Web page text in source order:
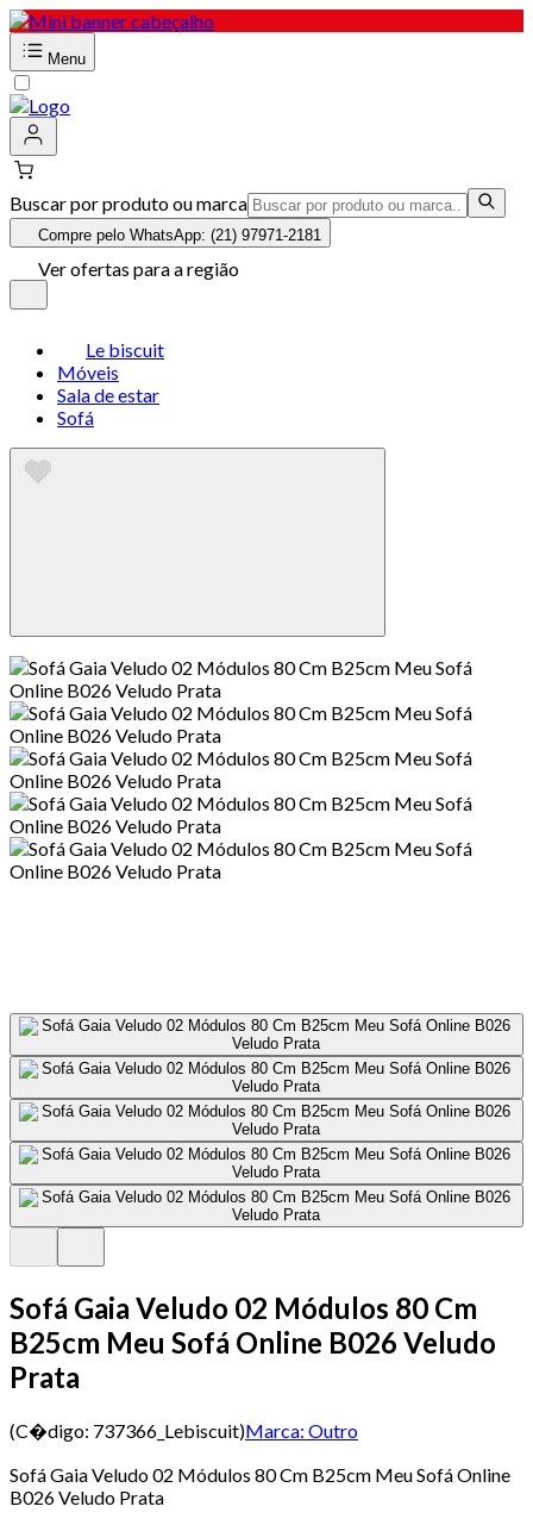
Menu
Buscar por produto ou marca
Compre pelo WhatsApp: (21) 97971-2181
Ver ofertas para a região
Le biscuit
Móveis
Sala de estar
Sofá
Sofá Gaia Veludo 02 Módulos 80 Cm
B25cm Meu Sofá Online B026 Veludo
Prata
(C�digo: 737366_Lebiscuit)Marca: Outro
Sofá Gaia Veludo 02 Módulos 80 Cm B25cm Meu Sofá Online
B026 Veludo Prata